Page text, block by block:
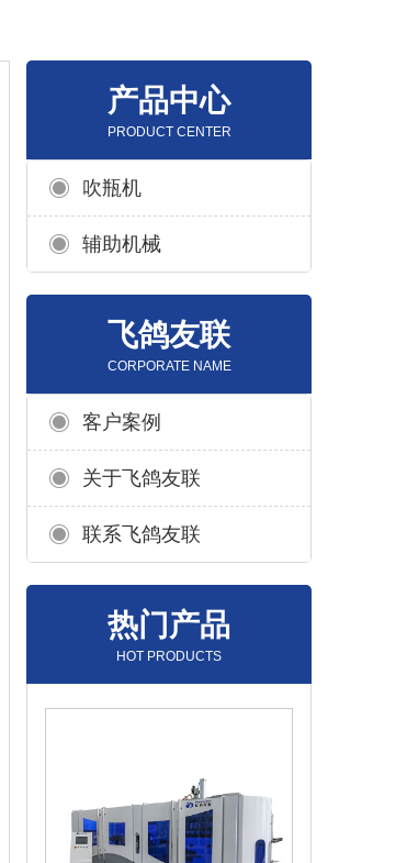
产品中心
PRODUCT CENTER
吹瓶机
辅助机械
飞鸽友联
CORPORATE NAME
客户案例
关于飞鸽友联
联系飞鸽友联
热门产品
HOT PRODUCTS